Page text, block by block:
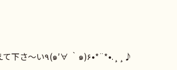
皆さんもおススメの防虫グッズがあればぜひ、教えて下さ～い٩(๑′∀ ‵๑)۶•*¨*•.¸¸♪